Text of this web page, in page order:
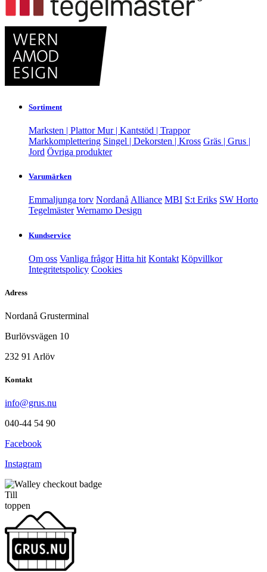
Sortiment
Marksten | PlattorMur | Kantstöd | Trappor
Markkomplettering Singel | Dekorsten | Kross Gräs | Grus |
Jord Övriga produkter
Varumärken
Emmaljunga torv Nordanå Alliance MBI S:t Eriks SW Horto
Tegelmäster Wernamo Design
Kundservice
Om oss Vanliga frågor Hitta hit Kontakt Köpvillkor
Integritetspolicy Cookies
Adress
Nordanå Grusterminal
Burlövsvägen 10
232 91 Arlöv
Kontakt
info@grus.nu
040-44 54 90
Facebook
Instagram
Till
toppen